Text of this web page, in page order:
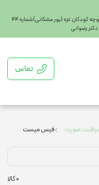
تهران خیابان شریعتی جنب بیمارستان ایران مهر کوچه کودکان غزه (پور مشکانی)شماره ۴۴
رضوانی
تماس
صورت فیس میست
0کالا